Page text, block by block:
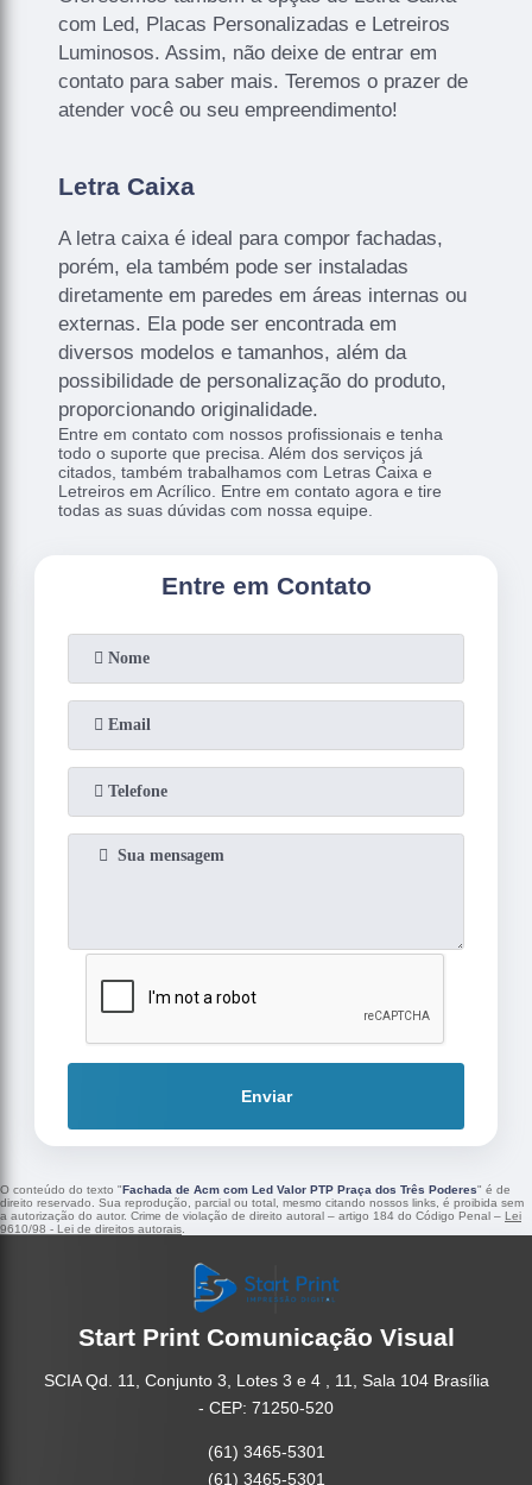
com Led, Placas Personalizadas e Letreiros
Luminosos. Assim, não deixe de entrar em
contato para saber mais. Teremos o prazer de
atender você ou seu empreendimento!
Letra Caixa
A letra caixa é ideal para compor fachadas,
porém, ela também pode ser instaladas
diretamente em paredes em áreas internas ou
externas. Ela pode ser encontrada em
diversos modelos e tamanhos, além da
possibilidade de personalização do produto,
proporcionando originalidade.
Entre em contato com nossos profissionais e tenha
todo o suporte que precisa. Além dos serviços já
citados, também trabalhamos com Letras Caixa e
Letreiros em Acrílico. Entre em contato agora e tire
todas as suas dúvidas com nossa equipe.
Entre em Contato
Enviar
O conteúdo do texto "Fachada de Acm com Led Valor PTP Praça dos Três Poderes" é de
direito reservado. Sua reprodução, parcial ou total, mesmo citando nossos links, é proibida sem
a autorização do autor. Crime de violação de direito autoral – artigo 184 do Código Penal – Lei
9610/98 - Lei de direitos autorais
Start Print Comunicação Visual
SCIA Qd. 11, Conjunto 3, Lotes 3 e 4 , 11, Sala 104 Brasília
- CEP: 71250-520
(61) 3465-5301
(61) 3465-5301